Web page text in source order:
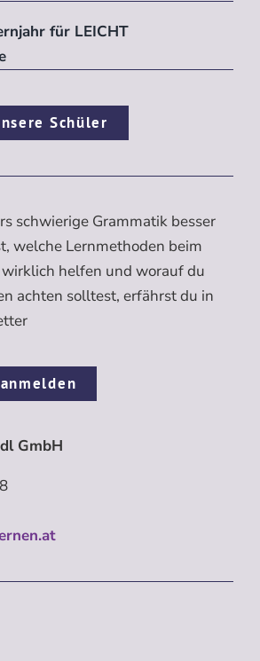
für LEICHT
Schüler
schwierige Grammatik besser
welche Lernmethoden beim
helfen und worauf du
achten solltest, erfährst du in
GmbH